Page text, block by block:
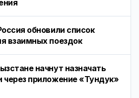
обновили список
взаимных поездок
начнут назначать
через приложение «Тундук»